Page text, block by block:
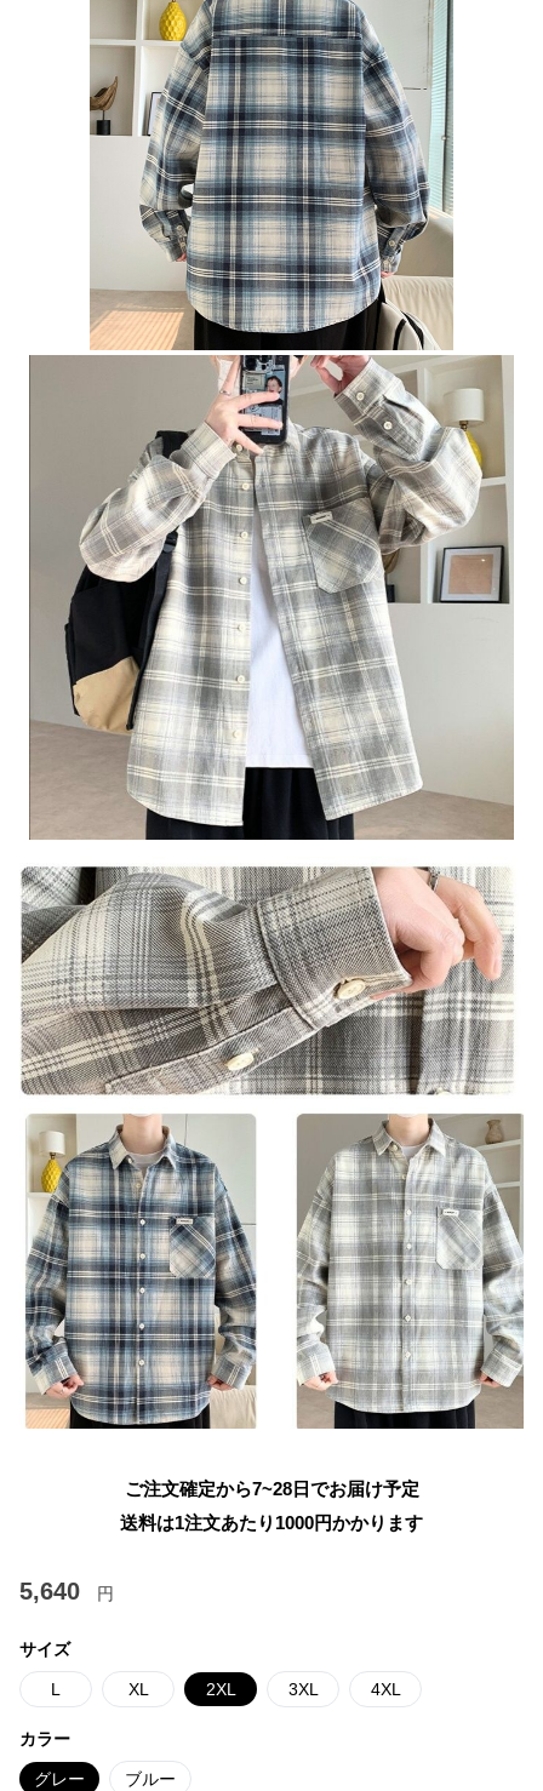
ご注文確定から7~28日でお届け予定
送料は1注文あたり 1000円かかります
5,640 円
サイズ
L XL 2XL 3XL 4XL
カラー
グレー ブルー